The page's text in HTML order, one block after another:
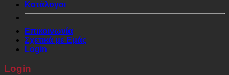
Κατάλογοι
Επικοινωνία
Σχετικά με Εμάς
Login
Login